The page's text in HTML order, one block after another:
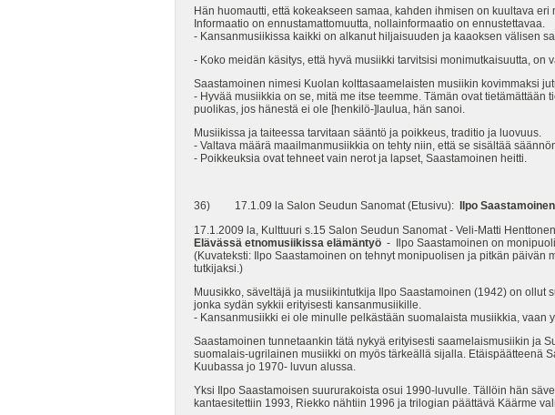
Hän huomautti, että kokeakseen samaa, kahden ihmisen on kuultava
Informaatio on ennustamattomuutta, nollainformaatio on ennustettavaa.
- Kansanmusiikissa kaikki on alkanut hiljaisuuden ja kaaoksen välisen
- Koko meidän käsitys, että hyvä musiikki tarvitsisi monimutkaisuutta,
Saastamoinen nimesi Kuolan kolttasaamelaisten musiikin kovimmaksi
- Hyvää musiikkia on se, mitä me itse teemme. Tämän ovat
puolikas, jos hänestä ei ole [henkilö-]laulua, hän sanoi.
Musiikissa ja taiteessa tarvitaan sääntö ja poikkeus, traditio ja luovuus.
- Valtava määrä maailmanmusiikkia on tehty niin, että se sisältää
- Poikkeuksia ovat tehneet vain nerot ja lapset, Saastamoinen heitti.
36) 17.1.09 la Salon Seudun Sanomat (Etusivu):
Ilpo
17.1.2009 la, Kulttuuri s.15 Salon Seudun Sanomat - Veli-Matti
Elävässä etnomusiikissa elämäntyö - Ilpo Saastamoinen on
(Kuvateksti: Ilpo Saastamoinen on tehnyt monipuolisen ja pitkän
tutkijaksi.)
Muusikko, säveltäjä ja musiikintutkija Ilpo Saastamoinen (1942) on
jonka sydän sykkii erityisesti kansanmusiikille.
- Kansanmusiikki ei ole minulle pelkästään suomalaista musiikkia, vaan
Saastamoinen tunnetaankin tätä nykyä erityisesti saamelaismusiikin ja
suomalais-ugrilainen musiikki on myös tärkeällä sijalla. Etäispäätteenä
Kuubassa jo 1970- luvun alussa.
Yksi Ilpo Saastamoisen suururakoista osui 1990-luvulle. Tällöin hän
kantaesitettiin 1993, Riekko nähtiin 1996 ja trilogian päättävä Käärme